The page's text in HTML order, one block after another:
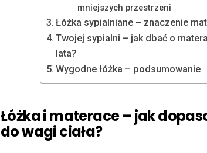
mniejszych przestrzeni
Łóżka sypialniane – znaczenie
Twojej sypialni – jak dbać o
lata?
Wygodne łóżka – podsumowanie
Łóżka i materace – jak
do wagi ciała?